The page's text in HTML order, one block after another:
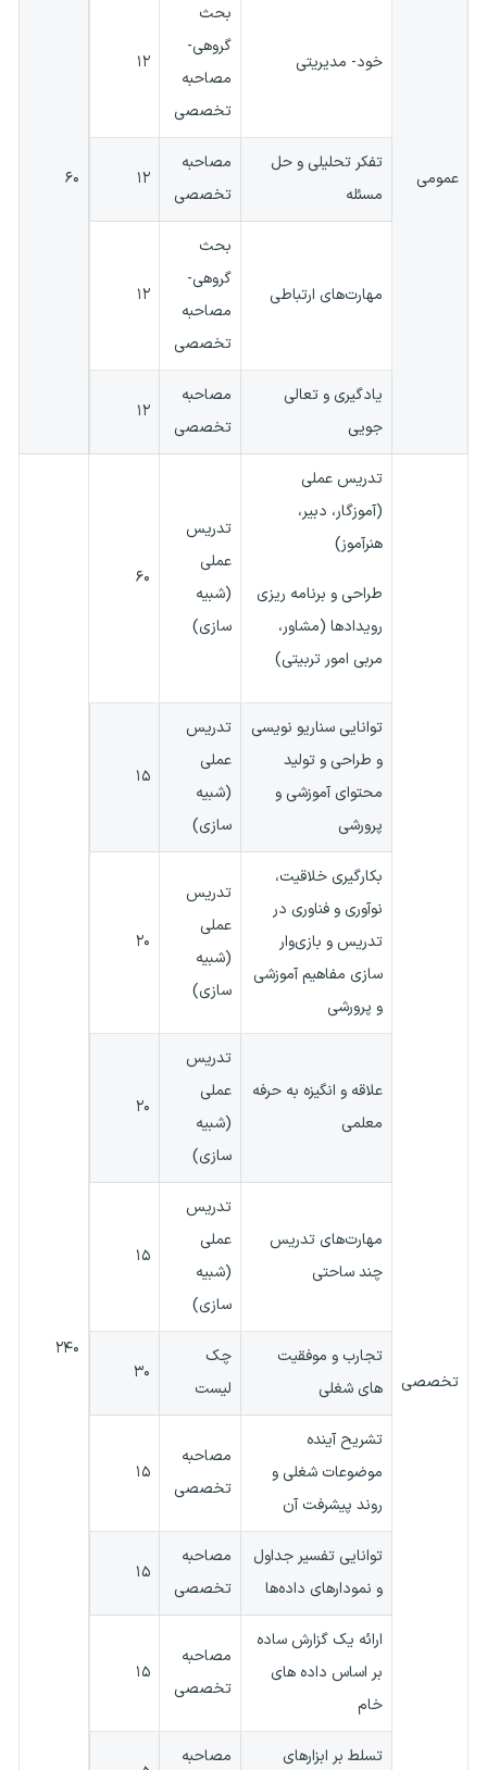
عمومی ۶۰
خود- مدیریتی
بحث
گروهی-
مصاحبه
تخصصی
۱۲
تفکر تحلیلی و حل
مسئله
مصاحبه
تخصصی
۱۲
مهارت‌های ارتباطی
بحث
گروهی-
مصاحبه
تخصصی
۱۲
یادگیری و تعالی
جویی
مصاحبه
تخصصی
۱۲
تخصصی
تدریس عملی
(آموزگار، دبیر،
هنرآموز)
طراحی و برنامه ریزی
رویداد‌ها (مشاور،
مربی امور تربیتی)
تدریس
عملی
(شبیه
سازی)
۶۰
۲۴۰
توانایی سناریو نویسی
و طراحی و تولید
محتوای آموزشی و
پرورشی
تدریس
عملی
(شبیه
سازی)
۱۵
بکارگیری خلاقیت،
نوآوری و فناوری در
تدریس و بازی‌وار
سازی مفاهیم آموزشی
و پرورشی
تدریس
عملی
(شبیه
سازی)
۲۰
علاقه و انگیزه به حرفه
معلمی
تدریس
عملی
(شبیه
سازی)
۲۰
مهارت‌های تدریس
چند ساحتی
تدریس
عملی
(شبیه
سازی)
۱۵
تجارب و موفقیت
های شغلی
چک
لیست
۳۰
تشریح آینده
موضوعات شغلی و
روند پیشرفت آن
مصاحبه
تخصصی
۱۵
توانایی تفسیر جداول
و نمودارهای داده‌ها
مصاحبه
تخصصی
۱۵
ارائه یک گزارش ساده
بر اساس داده های
خام
مصاحبه
تخصصی
۱۵
تسلط بر ابزارهای مصاحبه